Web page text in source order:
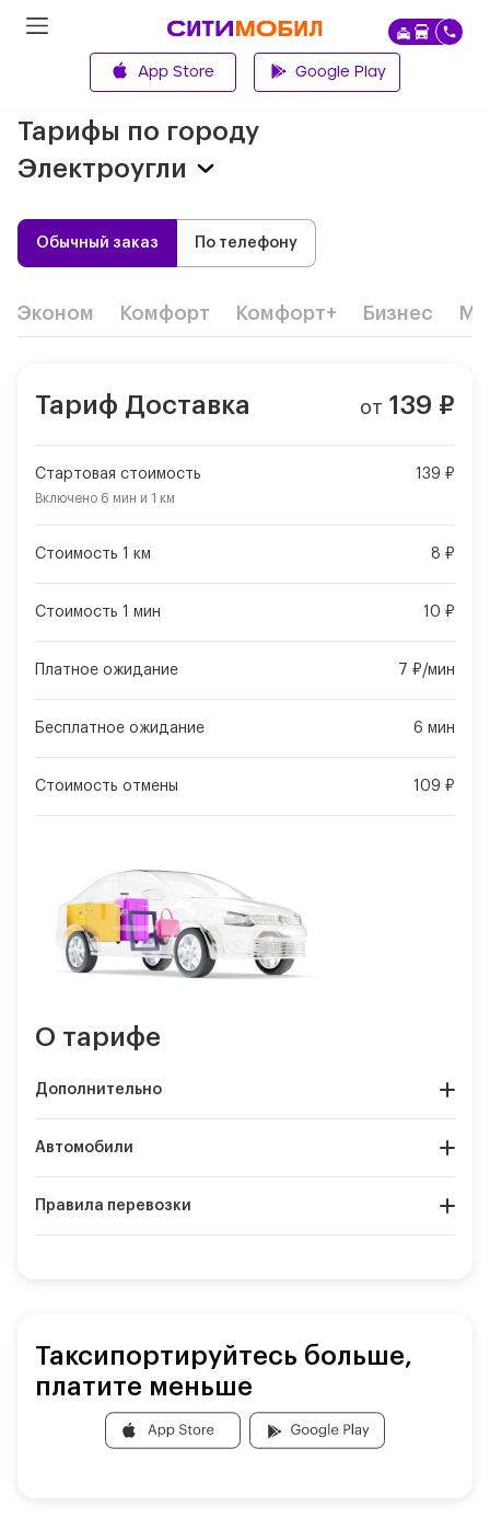
App Store Google Play
Тарифы по городу
Электроугли
Обычный заказ По телефону
Эконом Комфорт Комфорт+ Бизнес
Тариф Доставка от 139 ₽
Стартовая стоимость 139 ₽
Включено 6 мин и 1 км
Стоимость 1 км 8 ₽
Стоимость 1 мин 10 ₽
Платное ожидание 7 ₽/мин
Бесплатное ожидание 6 мин
Стоимость отмены 109 ₽
О тарифе
Дополнительно
Автомобили
Правила перевозки
Таксипортируйтесь больше,
платите меньше